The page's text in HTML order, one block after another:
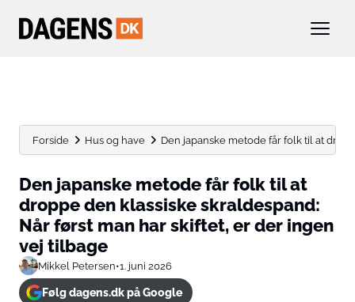
Forside Hus og have Den japanske metode får folk til at
Den japanske metode får folk til at
droppe den klassiske skraldespand:
Når først man har skiftet, er der ingen
vej tilbage
Mikkel Petersen•1. juni 2026
Følg dagens.dk på Google